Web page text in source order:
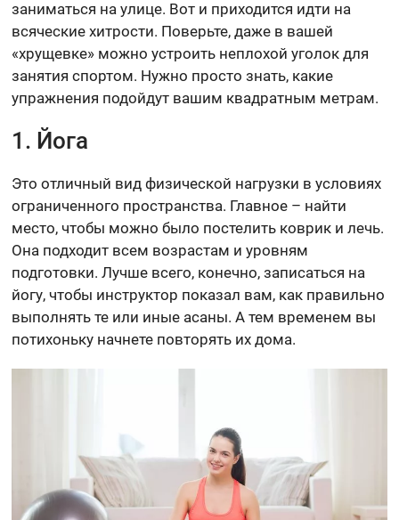
заниматься на улице. Вот и приходится идти на
всяческие хитрости. Поверьте, даже в вашей
«хрущевке» можно устроить неплохой уголок для
занятия спортом. Нужно просто знать, какие
упражнения подойдут вашим квадратным метрам.
1. Йога
Это отличный вид физической нагрузки в условиях
ограниченного пространства. Главное – найти
место, чтобы можно было постелить коврик и лечь.
Она подходит всем возрастам и уровням
подготовки. Лучше всего, конечно, записаться на
йогу, чтобы инструктор показал вам, как правильно
выполнять те или иные асаны. А тем временем вы
потихоньку начнете повторять их дома.